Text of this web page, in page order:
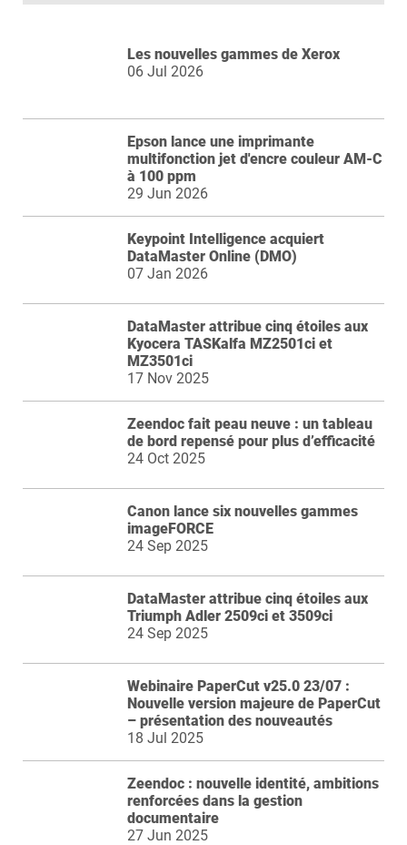
Les nouvelles gammes de Xerox
06 Jul 2026
Epson lance une imprimante
multifonction jet d'encre couleur AM-C
à 100 ppm
29 Jun 2026
Keypoint Intelligence acquiert
DataMaster Online (DMO)
07 Jan 2026
DataMaster attribue cinq étoiles aux
Kyocera TASKalfa MZ2501ci et
MZ3501ci
17 Nov 2025
Zeendoc fait peau neuve : un tableau
de bord repensé pour plus d’efficacité
24 Oct 2025
Canon lance six nouvelles gammes
imageFORCE
24 Sep 2025
DataMaster attribue cinq étoiles aux
Triumph Adler 2509ci et 3509ci
24 Sep 2025
Webinaire PaperCut v25.0 23/07 :
Nouvelle version majeure de PaperCut
– présentation des nouveautés
18 Jul 2025
Zeendoc : nouvelle identité, ambitions
renforcées dans la gestion
documentaire
27 Jun 2025